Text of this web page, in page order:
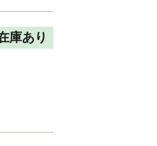
庫あり